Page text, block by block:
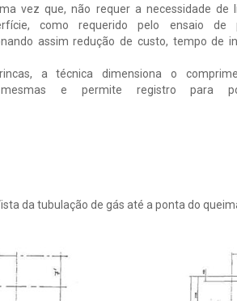
vez que, não requer a necessidade de
como requerido pelo ensaio de
assim redução de custo, tempo de
a técnica dimensiona o
e permite registro para
de gás até a ponta do